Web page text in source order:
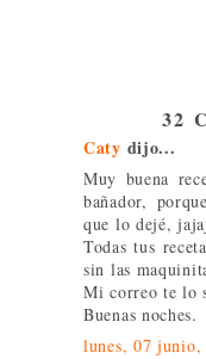
32
Caty dijo...
Muy buena
bañador,
que lo dejé,
Todas tus
sin las
Mi correo te lo
Buenas noches.
lunes, 07 junio,